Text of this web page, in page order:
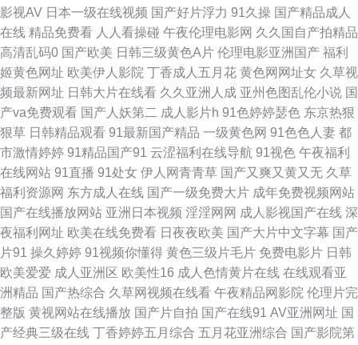
频 91日韓免費看 99热人与兽 www天天撸com 岛国搬运工在线视频 国产成
人男男影院 福利社老司机91 高清av无码福利 国产欧美日韩五月 九七人妻免
费视频 欧美成人在线亚洲 日本不卡毛片五 丝袜玉足妈妈 亚洲97成人 先锋影
音资源女人网 先锋影音中文字幕av 欧美人妻色图 91白虎学生 91色色撸 91
青青草欧美性爱 91内射喷水 91免费观看免 91伦理 91猫先生在线播放 91美
女视频手机在线 91色城 不卡的国产AV 国产精品第二区 国产精品密久久 国
在线视频91 久久AV 久久理论片 午夜成人区在线 无码日韩尿 日韩精品区 福
利网址 久久嫩草视频 少妇福利导航 丝袜被操91视频 国产这里只有久久 豆奶
视频导航 九九国产精品 九一操人 91在线超碰社区 日韩激情 亚洲不伦不卡
影视AV 日本一级在线视频 国产好片浮力 91久操 国产精品成人
在线 精品免费看 人人看操碰 午夜伦理电影网 久久国自产拍精品
高清乱码0 国产欧美 日韩三级黄色A片 伦理电影亚洲国产 福利
姬黄色网址 欧美伊人影院 丁香成人五月花 黄色网网址女 久草视
频最新网址 日韩大片在线看 久久亚洲人成 亚州色图乱伦小说 国
产va免费观看 国产人妖第二 成人影片h 91色婷婷瑟色 东京热狠
狠草 日韩精品观看 91最新国产精品 一级黄色网 91色色人妻 都
市激情婷婷 91精品国产91 云涩福利在线导航 91视色 午夜福利
在线网站 91直播 91处女 伊人网青青草 国产又爽又黄又无 久草
福利资源网 东方成人在线 国产一级免费大片 成年免费视频网站
国产在线播放网站 亚洲日本视频 淫淫网网 成人影视国产在线 深
夜福利网址 欧美在线免费看 日夜夜欧美 国产大片中文字幕 国产
片91 操久婷婷 91视频你懂得 黄色三级片毛片 免费电影片 日韩
欧美爱爱 成人亚洲区 欧美性16 成人色情黄片在线 在线观看亚
洲精品 国产热综合 久草网视频在线看 午夜精品网影院 伦理片完
整版 黄视网站在线播放 国产片自拍 国产在线91 AV亚洲网址 国
产经典三级在线 丁香婷婷五月综合 五月花亚洲综合 国产影院第